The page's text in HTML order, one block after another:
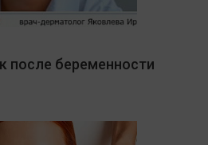
после беременности